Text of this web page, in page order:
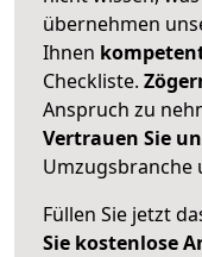
übernehmen
Ihnen
Checkliste.
Anspruch zu
Vertrauen Sie
Umzugsbranche
Füllen Sie jetzt
Sie kostenlose